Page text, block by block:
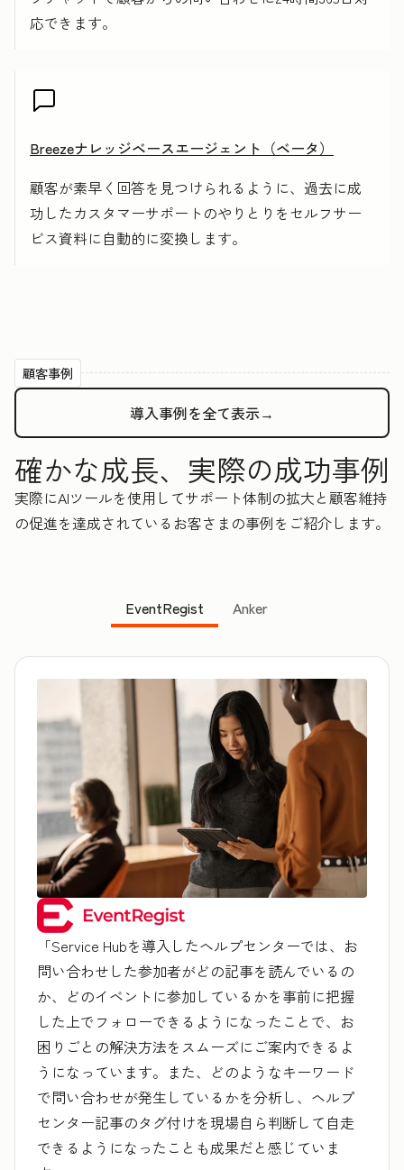
応できます。
Breezeナレッジベースエージェント（ベータ）
顧客が素早く回答を見つけられるように、過去に成
功したカスタマーサポートのやりとりをセルフサー
ビス資料に自動的に変換します。
顧客事例
導入事例を全て表示→
確かな成長、実際の成功事例
実際にAIツールを使用してサポート体制の拡大と顧客維持
の促進を達成されているお客さまの事例をご紹介します。
EventRegist Anker
「Service Hubを導入したヘルプセンターでは、お
問い合わせした参加者がどの記事を読んでいるの
か、どのイベントに参加しているかを事前に把握
した上でフォローできるようになったことで、お
困りごとの解決方法をスムーズにご案内できるよ
うになっています。また、どのようなキーワード
で問い合わせが発生しているかを分析し、ヘルプ
センター記事のタグ付けを現場自ら判断して自走
できるようになったことも成果だと感じていま